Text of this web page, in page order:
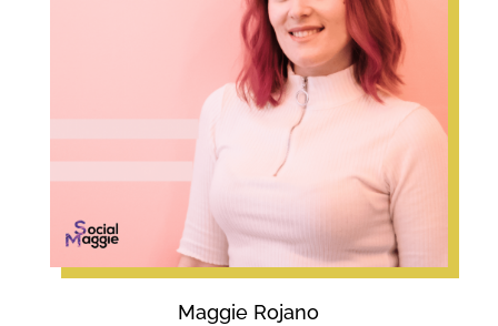
Maggie Rojano